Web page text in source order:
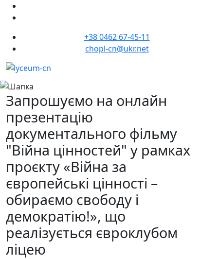
+38 0462 67-45-11
chopl-cn@ukr.net
Запрошуємо на онлайн
презентацію
документального фільму
"Війна цінностей" у рамках
проєкту «Війна за
європейські цінності –
обираємо свободу і
демократію!», що
реалізується євроклубом
ліцею